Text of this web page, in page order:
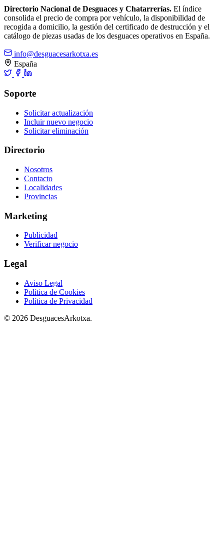
Directorio Nacional de Desguaces y Chatarrerías. El índice
consolida el precio de compra por vehículo, la disponibilidad de
recogida a domicilio, la gestión del certificado de destrucción y el
catálogo de piezas usadas de los desguaces operativos en España.
info@desguacesarkotxa.es
España
Soporte
Solicitar actualización
Incluir nuevo negocio
Solicitar eliminación
Directorio
Nosotros
Contacto
Localidades
Provincias
Marketing
Publicidad
Verificar negocio
Legal
Aviso Legal
Política de Cookies
Política de Privacidad
© 2026 DesguacesArkotxa.